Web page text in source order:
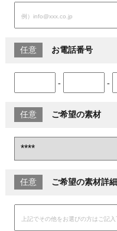
任意 お電話番号
- -
任意 ご希望の素材
任意 ご希望の素材詳細